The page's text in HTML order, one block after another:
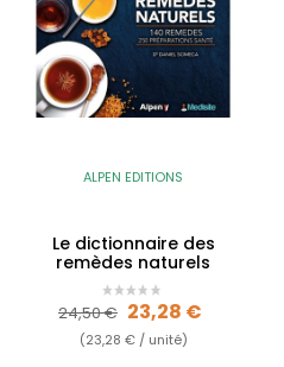
ALPEN EDITIONS
Le dictionnaire des
remèdes naturels
Prix de base
24,50 € Prix
23,28 €
(23,28 € / unité)